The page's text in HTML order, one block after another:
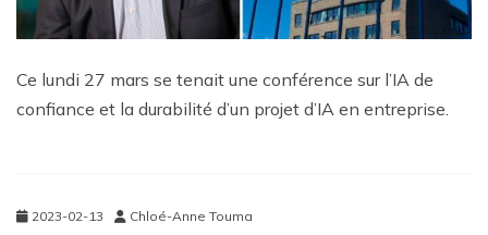
Ce lundi 27 mars se tenait une conférence sur l’IA de
confiance et la durabilité d’un projet d’IA en entreprise.
2023-02-13 Chloé-Anne Touma